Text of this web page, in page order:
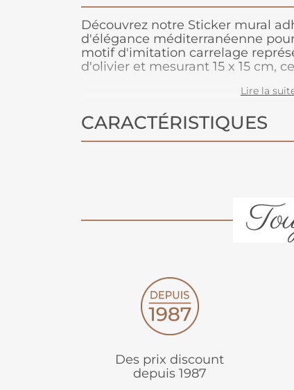
Découvrez notre Sticker mural
d'élégance méditerranéenne
motif d'imitation carrelage
d'olivier et mesurant 15 x 15 cm,
rameau d'olivier apporte une
chaleureuse et intemporelle.
Lire la
CARACTÉRISTIQUES
Des prix discount
depuis 1987